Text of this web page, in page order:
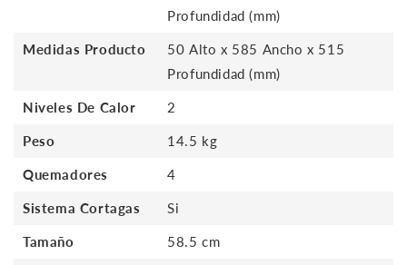
Profundidad (mm)
Medidas Producto
50 Alto x 585 Ancho x 515
Profundidad (mm)
Niveles De Calor 2
Peso 14.5 kg
Quemadores 4
Sistema Cortagas Si
Tamaño 58.5 cm